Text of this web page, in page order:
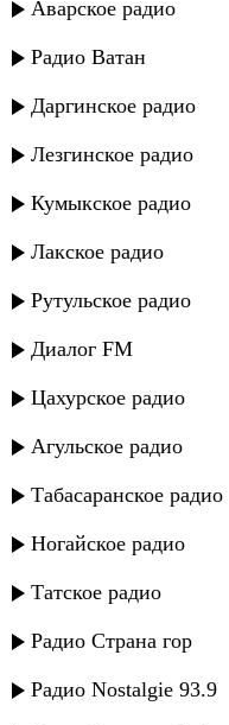
Аварское радио
Радио Ватан
Даргинское радио
Лезгинское радио
Кумыкское радио
Лакское радио
Рутульское радио
Диалог FM
Цахурское радио
Агульское радио
Табасаранское радио
Ногайское радио
Татское радио
Радио Страна гор
Радио Nostalgie 93.9
Альберт
Альберт
Альберт
Марина Алиева и
Султан - Это твой
Ренат Джамилов
любовь
Санижат